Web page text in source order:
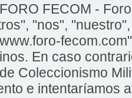
FECOM -
"nos",
En caso
Coleccionismo
e intentaríamos